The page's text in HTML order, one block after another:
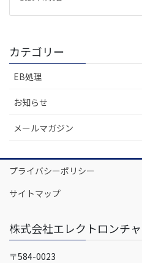
カテゴリー
EB処理
お知らせ
メールマガジン
プライバシーポリシー
サイトマップ
株式会社エレクトロンチ
〒584-0023